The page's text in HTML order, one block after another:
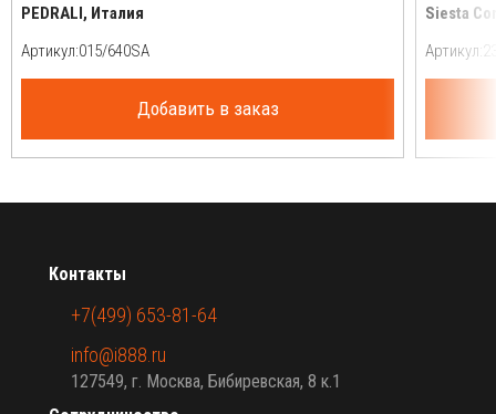
PEDRALI, Италия
Артикул:
Добавить в заказ
Siesta
Артикул:
Контакты
+7(499) 653-81-64
info@i888.ru
127549, г. Москва, Бибиревская, 8 к.1